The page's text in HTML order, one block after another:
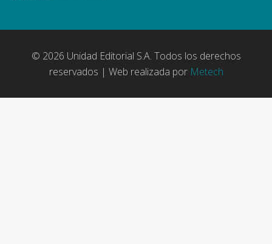
© 2026 Unidad Editorial S.A. Todos los derechos
reservados | Web realizada por Metech